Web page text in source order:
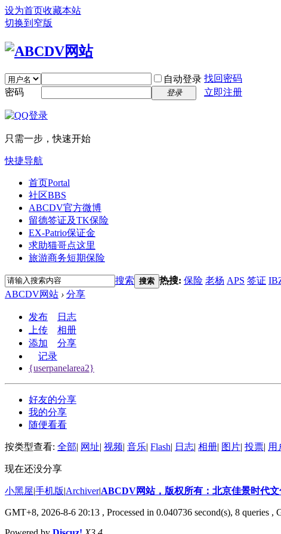
设为首页收藏本站
切换到窄版
自动登录 找回密码
密码
登录 立即注册
只需一步，快速开始
快捷导航
首页Portal
社区BBS
ABCDV官方微博
留德签证及TK保险
EX-Patrio保证金
求助猫哥点这里
旅游商务短期保险
搜索 搜索 热搜: 保险 老杨 APS 签证
ABCDV网站 › 分享
发布
日志
上传
相册
添加
分享
记录
{userpanelarea2}
好友的分享
我的分享
随便看看
按类型查看: 全部| 网址| 视频| 音乐| Flash| 日志| 相册| 图片| 投票| 用
现在还没分享
小黑屋|手机版|Archiver|ABCDV网站，版权所有：北京佳景时代文
GMT+8, 2026-8-6 20:13 , Processed in 0.040736 second(s), 8 queries ,